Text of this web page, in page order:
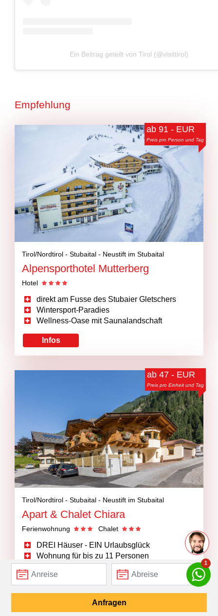
Anfragen
Ein Beitrag geteilt von Tirol (@visittirol)
Empfehlung
ab 91 - EUR
Preis pro Person und Tag
Tirol/Nordtirol - Stubaital - Neustift im Stubaital
Alpensporthotel Mutterberg
Hotel
direkt am Fusse des Stubaier Gletschers
Wintersport-Paradies
Wellness-Oase mit Saunalandschaft
Infos
ab 47 - EUR
Preis pro Einheit und Tag
Tirol/Nordtirol - Stubaital - Neustift im Stubaital
Apart & Chalet Chiara
Ferienwohnung Chalet
DREI Häuser - EIN Urlaubsglück
Wohnung für bis zu 11 Personen
eigene Almhütte
Infos
1